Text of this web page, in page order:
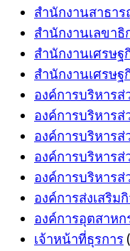
สำนักงานสาธา
สำนักงานเลขา
สำนักงานเศรษฐ
สำนักงานเศรษฐ
องค์การบริหาร
องค์การบริหารส่
องค์การบริหารส่
องค์การบริหาร
องค์การบริหาร
องค์การส่งเสริม
องค์การอุตสาหก
เจ้าหน้าที่ธุรการ